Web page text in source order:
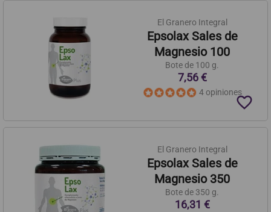
El Granero Integral
Epsolax Sales de
Magnesio 100
Bote de 100 g.
7,56 €
4 opiniones
favorite_border
El Granero Integral
Epsolax Sales de
Magnesio 350
Bote de 350 g.
16,31 €